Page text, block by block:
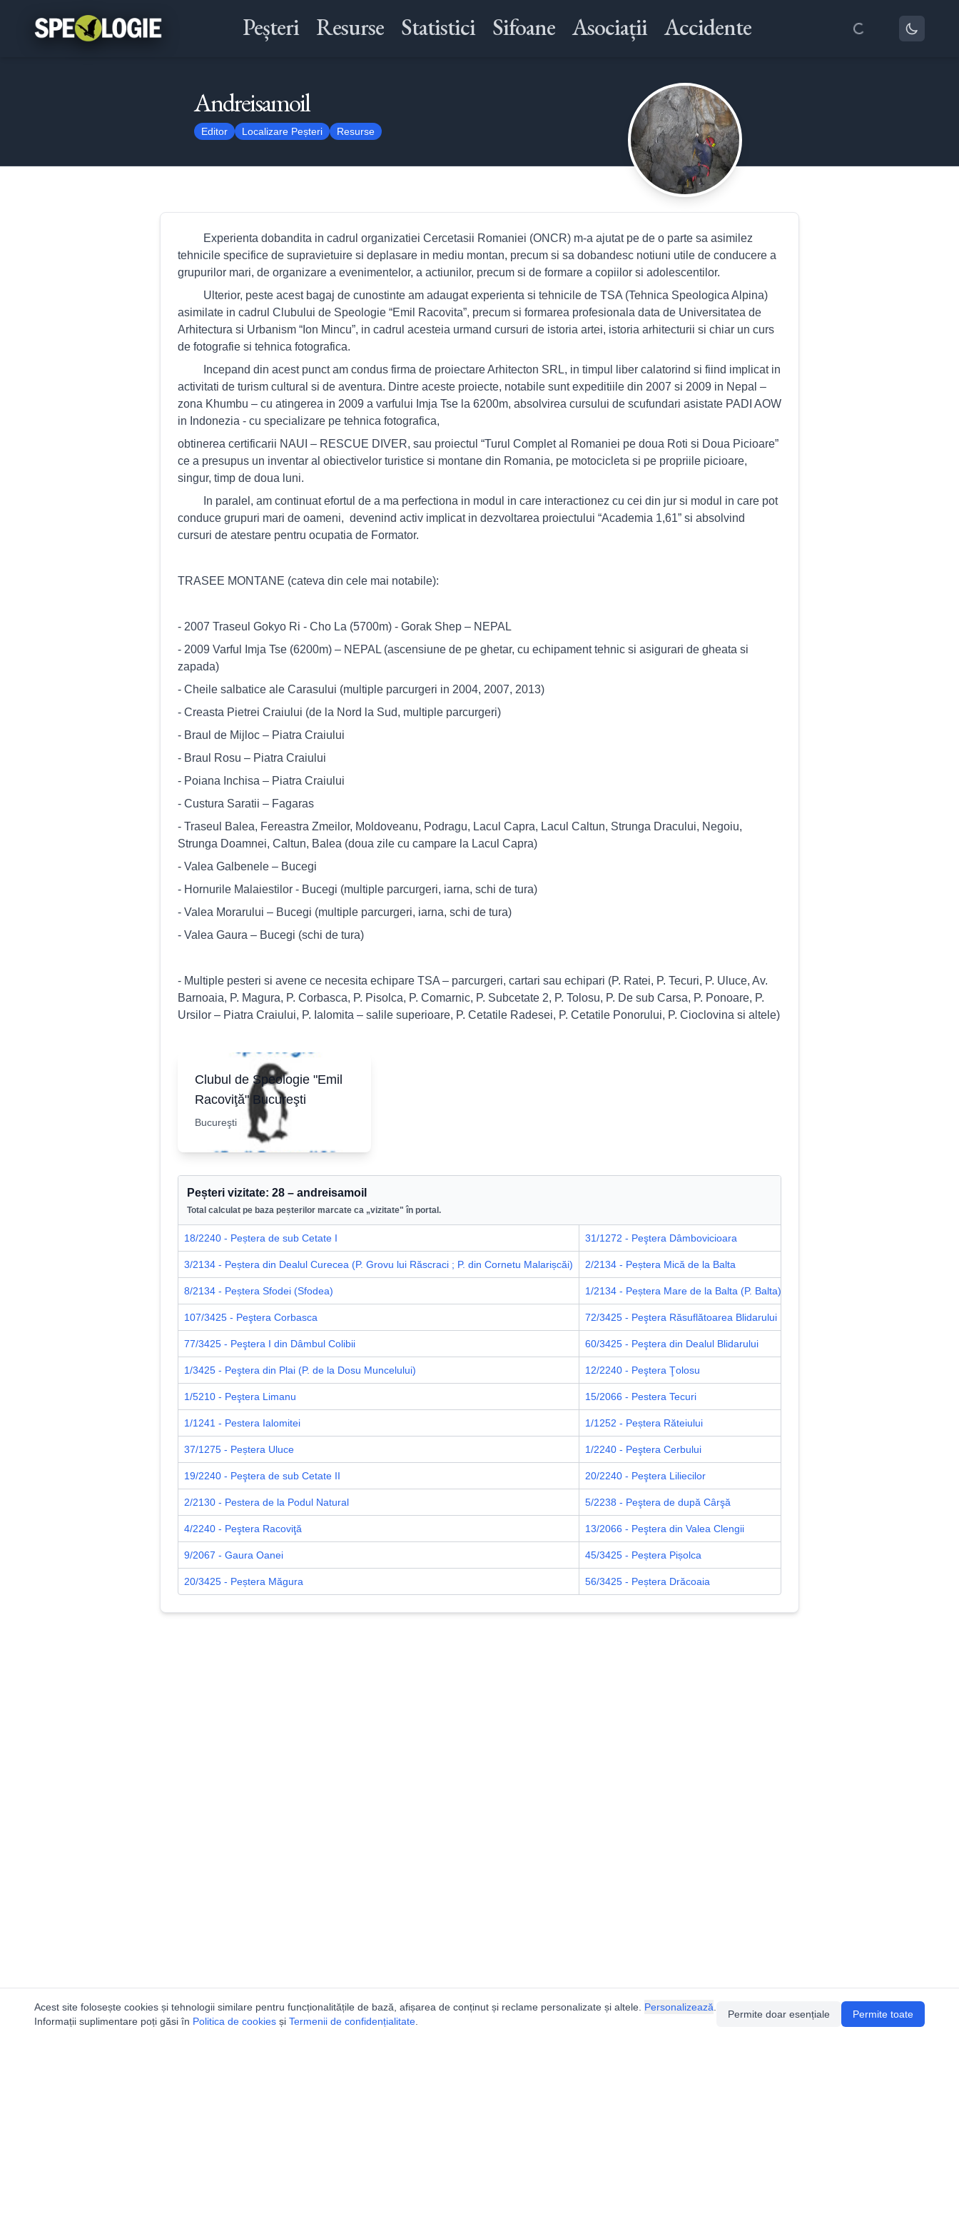
Peșteri Resurse Statistici Sifoane Asociații Accidente
Andreisamoil
Editor Localizare Peșteri Resurse
Experienta dobandita in cadrul organizatiei Cercetasii Romaniei (ONCR) m-a ajutat pe de o parte sa asimilez
tehnicile specifice de supravietuire si deplasare in mediu montan, precum si sa dobandesc notiuni utile de conducere a
grupurilor mari, de organizare a evenimentelor, a actiunilor, precum si de formare a copiilor si adolescentilor.
Ulterior, peste acest bagaj de cunostinte am adaugat experienta si tehnicile de TSA (Tehnica Speologica Alpina)
asimilate in cadrul Clubului de Speologie “Emil Racovita”, precum si formarea profesionala data de Universitatea de
Arhitectura si Urbanism “Ion Mincu”, in cadrul acesteia urmand cursuri de istoria artei, istoria arhitecturii si chiar un curs
de fotografie si tehnica fotografica.
Incepand din acest punct am condus firma de proiectare Arhitecton SRL, in timpul liber calatorind si fiind implicat in
activitati de turism cultural si de aventura. Dintre aceste proiecte, notabile sunt expeditiile din 2007 si 2009 in Nepal –
zona Khumbu – cu atingerea in 2009 a varfului Imja Tse la 6200m, absolvirea cursului de scufundari asistate PADI AOW
in Indonezia - cu specializare pe tehnica fotografica,
obtinerea certificarii NAUI – RESCUE DIVER, sau proiectul “Turul Complet al Romaniei pe doua Roti si Doua Picioare”
ce a presupus un inventar al obiectivelor turistice si montane din Romania, pe motocicleta si pe propriile picioare,
singur, timp de doua luni.
In paralel, am continuat efortul de a ma perfectiona in modul in care interactionez cu cei din jur si modul in care pot
conduce grupuri mari de oameni, devenind activ implicat in dezvoltarea proiectului “Academia 1,61” si absolvind
cursuri de atestare pentru ocupatia de Formator.
TRASEE MONTANE (cateva din cele mai notabile):
- 2007 Traseul Gokyo Ri - Cho La (5700m) - Gorak Shep – NEPAL
- 2009 Varful Imja Tse (6200m) – NEPAL (ascensiune de pe ghetar, cu echipament tehnic si asigurari de gheata si
zapada)
- Cheile salbatice ale Carasului (multiple parcurgeri in 2004, 2007, 2013)
- Creasta Pietrei Craiului (de la Nord la Sud, multiple parcurgeri)
- Braul de Mijloc – Piatra Craiului
- Braul Rosu – Piatra Craiului
- Poiana Inchisa – Piatra Craiului
- Custura Saratii – Fagaras
- Traseul Balea, Fereastra Zmeilor, Moldoveanu, Podragu, Lacul Capra, Lacul Caltun, Strunga Dracului, Negoiu,
Strunga Doamnei, Caltun, Balea (doua zile cu campare la Lacul Capra)
- Valea Galbenele – Bucegi
- Hornurile Malaiestilor - Bucegi (multiple parcurgeri, iarna, schi de tura)
- Valea Morarului – Bucegi (multiple parcurgeri, iarna, schi de tura)
- Valea Gaura – Bucegi (schi de tura)
- Multiple pesteri si avene ce necesita echipare TSA – parcurgeri, cartari sau echipari (P. Ratei, P. Tecuri, P. Uluce, Av.
Barnoaia, P. Magura, P. Corbasca, P. Pisolca, P. Comarnic, P. Subcetate 2, P. Tolosu, P. De sub Carsa, P. Ponoare, P.
Ursilor – Piatra Craiului, P. Ialomita – salile superioare, P. Cetatile Radesei, P. Cetatile Ponorului, P. Cioclovina si altele)
Clubul de Speologie "Emil
Racoviţă" Bucureşti
Bucureşti
Peșteri vizitate: 28 – andreisamoil
Total calculat pe baza peșterilor marcate ca „vizitate" în portal.
18/2240 - Peștera de sub Cetate I 31/1272 - Peştera Dâmbovicioara
3/2134 - Peștera din Dealul Curecea (P. Grovu lui Răscraci ; P. din Cornetu Malarișcăi) 2/2134 - Peștera Mică de la Balta
8/2134 - Peștera Sfodei (Sfodea) 1/2134 - Peștera Mare de la Balta (P. Balta)
107/3425 - Peştera Corbasca 72/3425 - Peştera Răsuflătoarea Blidarului
77/3425 - Peştera I din Dâmbul Colibii 60/3425 - Peştera din Dealul Blidarului
1/3425 - Peştera din Plai (P. de la Dosu Muncelului) 12/2240 - Peştera Ţolosu
1/5210 - Peştera Limanu 15/2066 - Pestera Tecuri
1/1241 - Pestera Ialomitei 1/1252 - Peștera Răteiului
37/1275 - Peștera Uluce 1/2240 - Peştera Cerbului
19/2240 - Peştera de sub Cetate II 20/2240 - Peştera Liliecilor
2/2130 - Pestera de la Podul Natural 5/2238 - Peştera de după Cârşă
4/2240 - Peştera Racoviţă 13/2066 - Peştera din Valea Clengii
9/2067 - Gaura Oanei 45/3425 - Peștera Pișolca
20/3425 - Peștera Măgura 56/3425 - Peștera Drăcoaia
Acest site folosește cookies și tehnologii similare pentru funcționalitățile de bază, afișarea de conținut și reclame personalizate și altele. Personalizează
Informații suplimentare poți găsi în Politica de cookies și Termenii de confidențialitate
Permite doar esențiale Permite toate